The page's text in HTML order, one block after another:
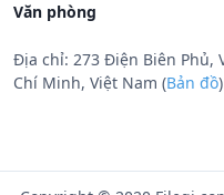
Văn phòng
Địa chỉ: 273 Điện Biên Phủ,
Chí Minh, Việt Nam (Bản đồ)